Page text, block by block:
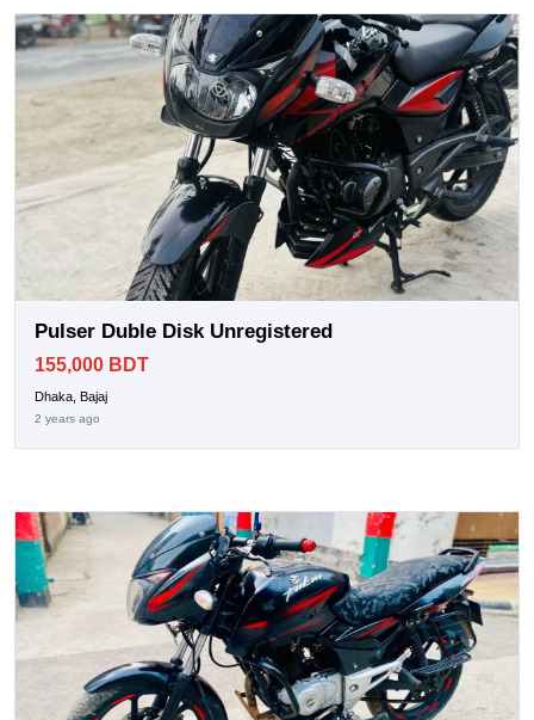
Pulser Duble Disk Unregistered
155,000 BDT
Dhaka, Bajaj
2 years ago